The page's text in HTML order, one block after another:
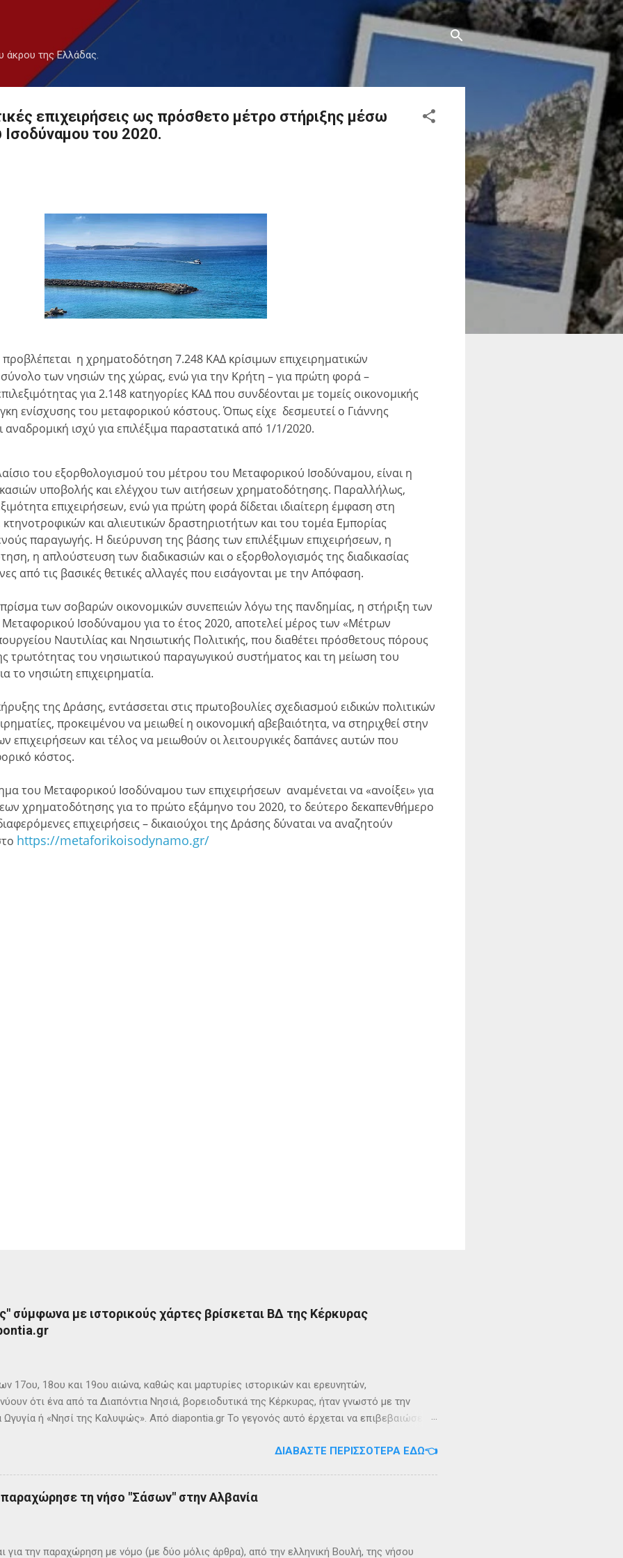
Μετάβαση στο κύριο περιεχόμενο
άκρου της Ελλάδας.
επιχειρήσεις ως πρόσθετο μέτρο στήριξης μέσω
του 2020.
η χρηματοδότηση 7.248 ΚΑΔ κρίσιμων επιχειρηματικών
των νησιών της χώρας, ενώ για την Κρήτη – για πρώτη φορά –
για 2.148 κατηγορίες ΚΑΔ που συνδέονται με τομείς οικονομικής
ενίσχυσης του μεταφορικού κόστους. Όπως είχε δεσμευτεί ο Γιάννης
αναδρομική ισχύ για επιλέξιμα παραστατικά από 1/1/2020.
του εξορθολογισμού του μέτρου του Μεταφορικού Ισοδύναμου, είναι η
υποβολής και ελέγχου των αιτήσεων χρηματοδότησης. Παραλλήλως,
επιχειρήσεων, ενώ για πρώτη φορά δίδεται ιδιαίτερη έμφαση στη
και αλιευτικών δραστηριοτήτων και του τομέα Εμπορίας
παραγωγής. Η διεύρυνση της βάσης των επιλέξιμων επιχειρήσεων, η
η απλούστευση των διαδικασιών και ο εξορθολογισμός της διαδικασίας
από τις βασικές θετικές αλλαγές που εισάγονται με την Απόφαση.
των σοβαρών οικονομικών συνεπειών λόγω της πανδημίας, η στήριξη των
Ισοδύναμου για το έτος 2020, αποτελεί μέρος των «Μέτρων
Ναυτιλίας και Νησιωτικής Πολιτικής, που διαθέτει πρόσθετους πόρους
τρωτότητας του νησιωτικού παραγωγικού συστήματος και τη μείωση του
το νησιώτη επιχειρηματία.
της Δράσης, εντάσσεται στις πρωτοβουλίες σχεδιασμού ειδικών πολιτικών
προκειμένου να μειωθεί η οικονομική αβεβαιότητα, να στηριχθεί στην
επιχειρήσεων και τέλος να μειωθούν οι λειτουργικές δαπάνες αυτών που
κόστος.
του Μεταφορικού Ισοδύναμου των επιχειρήσεων αναμένεται να «ανοίξει» για
χρηματοδότησης για το πρώτο εξάμηνο του 2020, το δεύτερο δεκαπενθήμερο
επιχειρήσεις – δικαιούχοι της Δράσης δύναται να αναζητούν
https://metaforikoisodynamo.gr/
σύμφωνα με ιστορικούς χάρτες βρίσκεται ΒΔ της Κέρκυρας
17ου, 18ου και 19ου αιώνα, καθώς και μαρτυρίες ιστορικών και ερευνητών,
ότι ένα από τα Διαπόντια Νησιά, βορειοδυτικά της Κέρκυρας, ήταν γνωστό με την
Ωγυγία ή «Νησί της Καλυψώς». Από diapontia.gr Το γεγονός αυτό έρχεται να επιβεβαιώσει
οι Οθωνοί ήταν το νησί της νύμφης Καλυψούς , κόρης του Άτλαντα η οποία ζούσε σε μία
το νησί Ὠγυγία , στο οποίο υπήρχε έντονη ευωδία από κυπαρίσσι. Φεύγωντας ο
ΔΙΑΒΆΣΤΕ ΠΕΡΙΣΣΌΤΕΡΑ ΕΔΏ👈
τη νήσο "Σάσων" στην Αλβανία
για την παραχώρηση με νόμο (με δύο μόλις άρθρα), από την ελληνική Βουλή, της νήσου